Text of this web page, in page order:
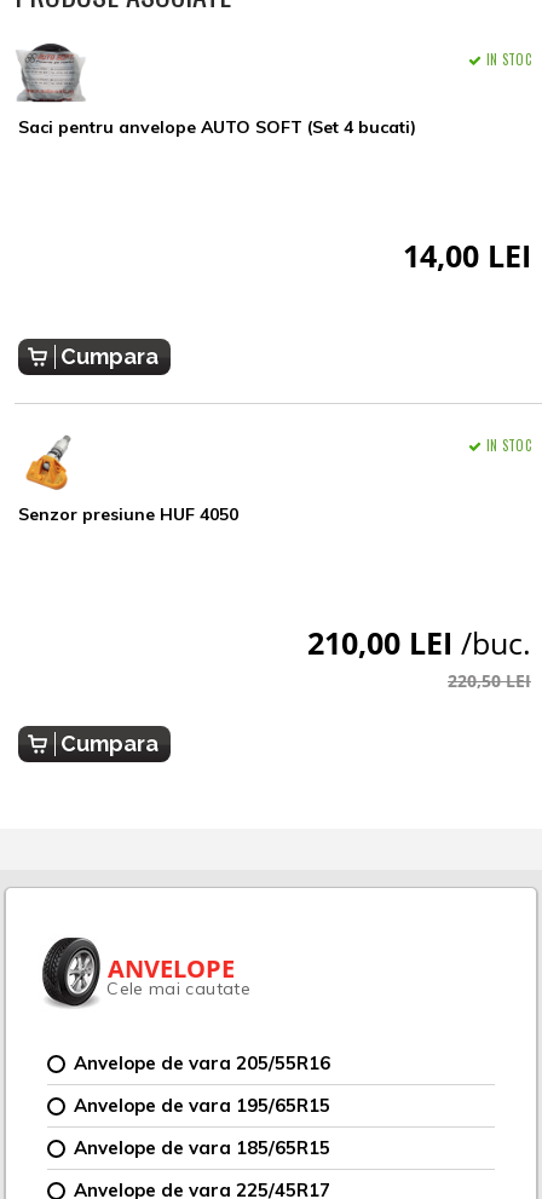
Saci pentru anvelope AUTO SOFT (Set 4 bucati)
IN STOC
14,00 LEI
Cumpara
Senzor presiune HUF 4050
IN STOC
210,00 LEI /buc.
220,50 LEI
Cumpara
ANVELOPE
Cele mai cautate
Anvelope de vara 205/55R16
Anvelope de vara 195/65R15
Anvelope de vara 185/65R15
Anvelope de vara 225/45R17